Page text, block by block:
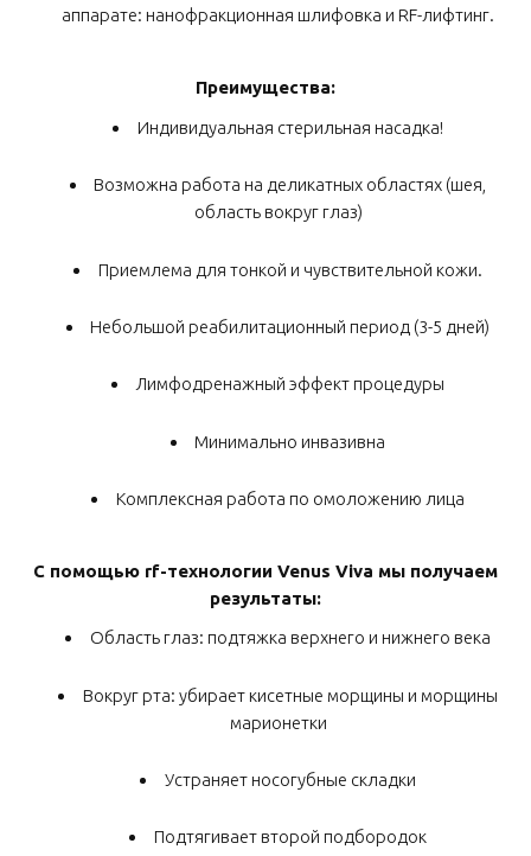
аппарате: нанофракционная шлифовка и RF-лифтинг.
Преимущества:
Индивидуальная стерильная насадка!
Возможна работа на деликатных областях (шея,
область вокруг глаз)
Приемлема для тонкой и чувствительной кожи.
Небольшой реабилитационный период (3-5 дней)
Лимфодренажный эффект процедуры
Минимально инвазивна
Комплексная работа по омоложению лица
С помощью rf-технологии Venus Viva мы получаем
результаты:
Область глаз: подтяжка верхнего и нижнего века
Вокруг рта: убирает кисетные морщины и морщины
марионетки
Устраняет носогубные складки
Подтягивает второй подбородок